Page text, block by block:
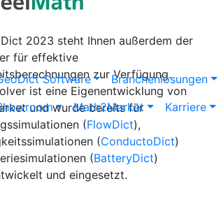
DictSoftware Branchenlösungen
Math2Market Karriere
Dict 2023 steht Ihnen außerdem der
für effektive
zur Verfügung.
ist eine Eigenentwicklung von
und wurde bereits für
(FlowDict),
(ConductoDict)
(BatteryDict)
und eingesetzt.